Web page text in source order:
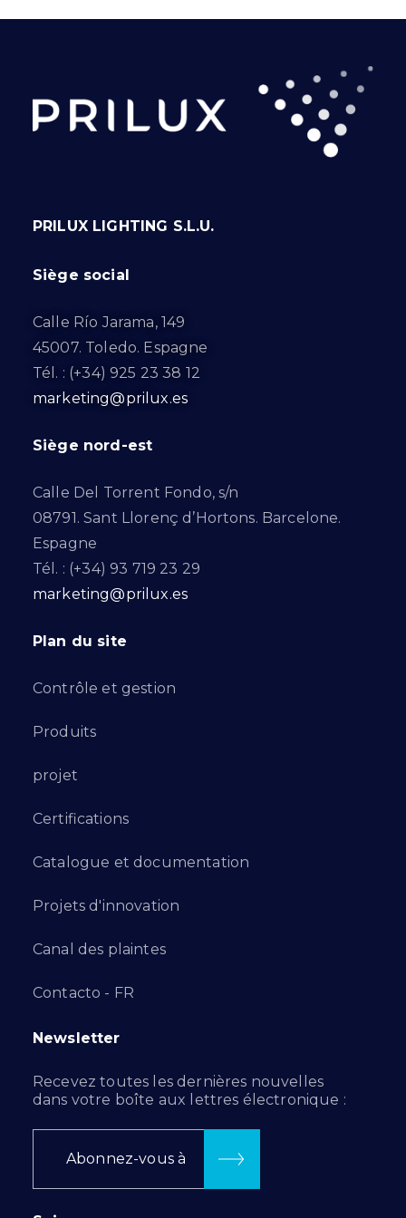
PRILUX LIGHTING S.L.U.
Siège social
Calle Río Jarama, 149
45007. Toledo. Espagne
Tél. : (+34) 925 23 38 12
marketing@prilux.es
Siège nord-est
Calle Del Torrent Fondo, s/n
08791. Sant Llorenç d’Hortons. Barcelone.
Espagne
Tél. : (+34) 93 719 23 29
marketing@prilux.es
Plan du site
Contrôle et gestion
Produits
projet
Certifications
Catalogue et documentation
Projets d'innovation
Canal des plaintes
Contacto - FR
Newsletter
Recevez toutes les dernières nouvelles
dans votre boîte aux lettres électronique :
Abonnez-vous à